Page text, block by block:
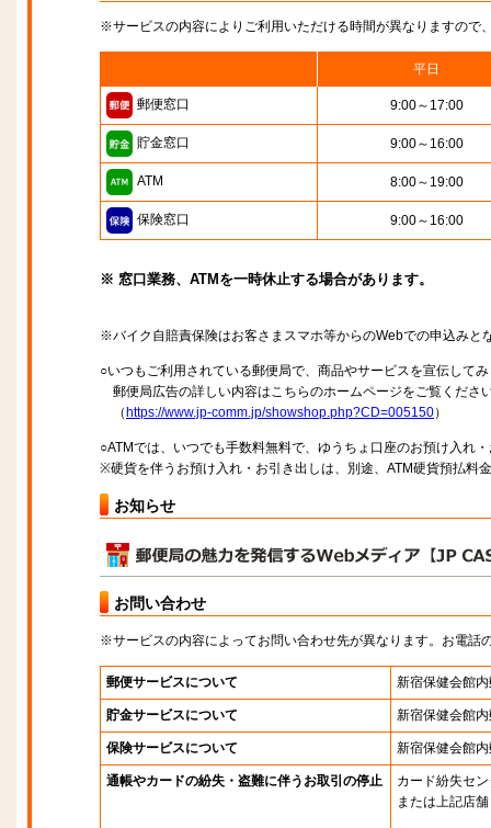
※サービスの内容によりご利用いただける時間が異なりますので
平日
郵便窓口 9:00～17:00
貯金窓口 9:00～16:00
ATM 8:00～19:00
保険窓口 9:00～16:00
※ 窓口業務、ATMを一時休止する場合があります。
※バイク自賠責保険はお客さまスマホ等からのWebでの申込みと
○いつもご利用されている郵便局で、商品やサービスを宣伝して
郵便局広告の詳しい内容はこちらのホームページをご覧くださ
（ https://www.jp-comm.jp/showshop.php?CD=005150）
○ATMでは、いつでも手数料無料で、ゆうちょ口座のお預け入れ
※硬貨を伴うお預け入れ・お引き出しは、別途、ATM硬貨預払料
お知らせ
お問い合わせ
※サービスの内容によってお問い合わせ先が異なります。お電話
郵便サービスについて 新宿保健会館
貯金サービスについて 新宿保健会館
保険サービスについて 新宿保健会館
通帳やカードの紛失・盗難に伴うお取引の停止
カード紛失セ
または上記店舗